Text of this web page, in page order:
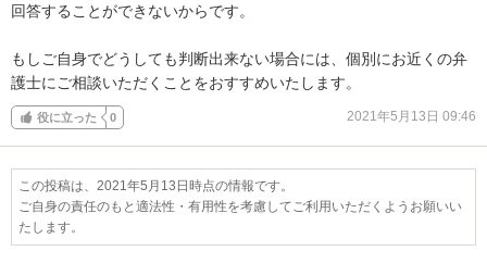
回答することができないからです。
もしご自身でどうしても判断出来ない場合には、個別にお近くの弁
護士にご相談いただくことをおすすめいたします。
役に立った 0 2021年5月13日 09:46
この投稿は、2021年5月13日時点の情報です。
ご自身の責任のもと適法性・有用性を考慮してご利用いただくようお願いい
たします。